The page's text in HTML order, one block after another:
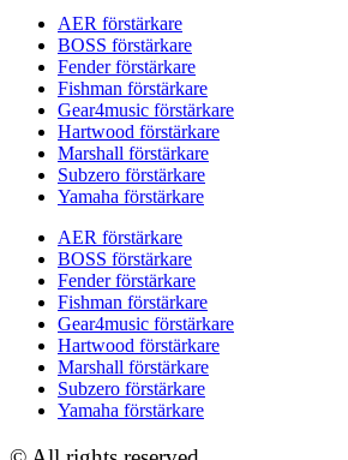
AER förstärkare
BOSS förstärkare
Fender förstärkare
Fishman förstärkare
Gear4music förstärkare
Hartwood förstärkare
Marshall förstärkare
Subzero förstärkare
Yamaha förstärkare
AER förstärkare
BOSS förstärkare
Fender förstärkare
Fishman förstärkare
Gear4music förstärkare
Hartwood förstärkare
Marshall förstärkare
Subzero förstärkare
Yamaha förstärkare